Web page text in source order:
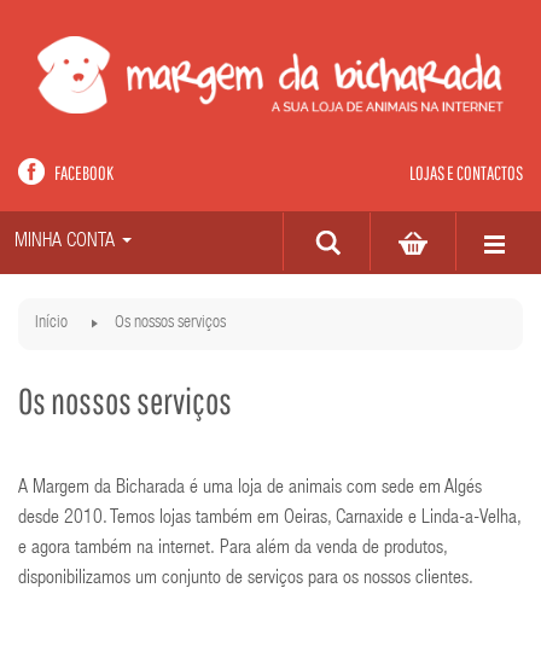
LOJAS E CONTACTOS
FACEBOOK
MINHA CONTA
Início Os nossos serviços
Os nossos serviços
A Margem da Bicharada é uma loja de animais com sede em Algés
desde 2010. Temos lojas também em Oeiras, Carnaxide e Linda-a-Velha,
e agora também na internet. Para além da venda de produtos,
disponibilizamos um conjunto de serviços para os nossos clientes.